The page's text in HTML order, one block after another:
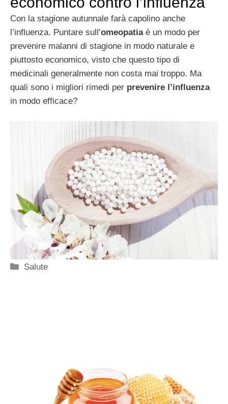
Con la stagione autunnale farà capolino anche
l’influenza. Puntare sull’omeopatiaè un modo per
prevenire malanni di stagione in modo naturale e
piuttosto economico, visto che questo tipo di
medicinali generalmente non costa mai troppo. Ma
quali sono i migliori rimedi per prevenire l’influenza
in modo efficace?
Categorie
Salute